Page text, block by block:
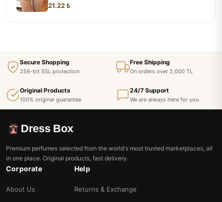
21.22 ₺
Secure Shopping
256-bit SSL protection
Free Shipping
On orders over 2,000 TL
Original Products
100% original guarantee
24/7 Support
We are always here for you
Dress Box
Premium perfumes selected from the world's most trusted marketplaces, all
in one place. Original products, fast delivery.
Corporate
About Us
Help
Returns & Exchange